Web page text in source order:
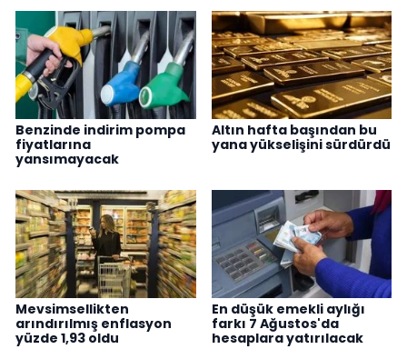
Benzinde indirim pompa
fiyatlarına
yansımayacak
Altın hafta başından bu
yana yükselişini sürdürdü
Mevsimsellikten
arındırılmış enflasyon
yüzde 1,93 oldu
En düşük emekli aylığı
farkı 7 Ağustos'da
hesaplara yatırılacak